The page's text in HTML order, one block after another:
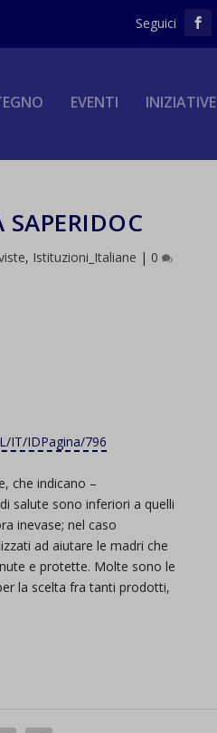
EVENTI INIZIATIVE
, Istituzioni_Italiane | 0
IT/IDPagina/796
che indicano –
salute sono inferiori a quelli
inevase; nel caso
ad aiutare le madri che
e protette. Molte sono le
la scelta fra tanti prodotti,